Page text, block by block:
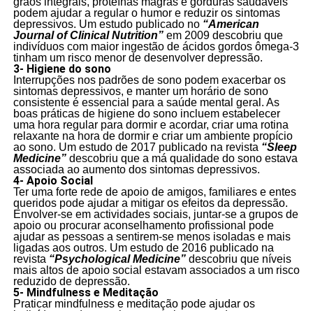
podem ajudar a regular o humor e reduzir os sintomas
depressivos. Um estudo publicado no “American
Journal of Clinical Nutrition” em 2009 descobriu que
indivíduos com maior ingestão de ácidos gordos ômega-3
tinham um risco menor de desenvolver depressão.
3- Higiene do sono
Interrupções nos padrões de sono podem exacerbar os
sintomas depressivos, e manter um horário de sono
consistente é essencial para a saúde mental geral. As
boas práticas de higiene do sono incluem estabelecer
uma hora regular para dormir e acordar, criar uma rotina
relaxante na hora de dormir e criar um ambiente propício
ao sono. Um estudo de 2017 publicado na revista “Sleep
Medicine”descobriu que a má qualidade do sono estava
associada ao aumento dos sintomas depressivos.
4- Apoio Social
Ter uma forte rede de apoio de amigos, familiares e entes
queridos pode ajudar a mitigar os efeitos da depressão.
Envolver-se em actividades sociais, juntar-se a grupos de
apoio ou procurar aconselhamento profissional pode
ajudar as pessoas a sentirem-se menos isoladas e mais
ligadas aos outros. Um estudo de 2016 publicado na
revista “Psychological Medicine”descobriu que níveis
mais altos de apoio social estavam associados a um risco
reduzido de depressão.
5- Mindfulness e Meditação
Praticar mindfulness e meditação pode ajudar os